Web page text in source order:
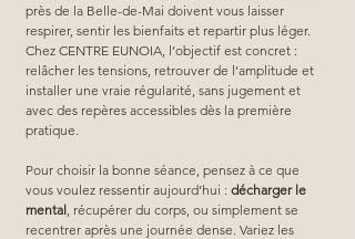
près de la Belle-de-Mai doivent vous laisser
respirer, sentir les bienfaits et repartir plus léger.
Chez CENTRE EUNOIA, l’objectif est concret :
relâcher les tensions, retrouver de l’amplitude et
installer une vraie régularité, sans jugement et
avec des repères accessibles dès la première
pratique.
Pour choisir la bonne séance, pensez à ce que
vous voulez ressentir aujourd’hui : décharger le
mental , récupérer du corps, ou simplement se
recentrer après une journée dense. Variez les